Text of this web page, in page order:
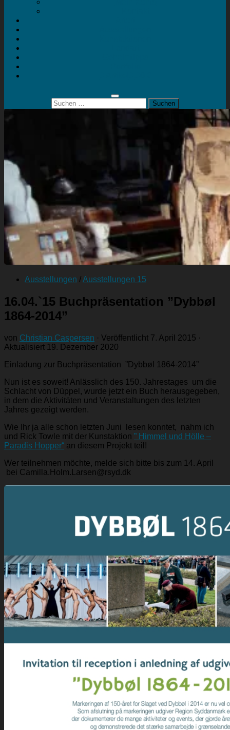
Suchen
nach:
Ausstellungen /Ausstellungen 15
16.04.`15 Buchpräsentation ”Dybbøl
1864-2014”
von Christian Caspersen · Veröffentlicht 7. April 2015 ·
Aktualisiert 19. Dezember 2020
Einladung zur Buchpräsentation ”Dybbøl 1864-2014”
Nun ist es soweit! Anlässlich des 150. Jahrestages um die
Schlacht von Düppel, wurde jetzt ein Buch herausgegeben,
in dem die Aktivitäten und Veranstaltungen des letzten
Jahres gezeigt werden.
Wie Ihr ja alle schon letzten Juni lesen konntet, nahm ich
und Rick Towle mit der Kunstaktion ” Himmel und Hölle –
Paradis Hopper“ an diesem Projekt teil!
Wer teilnehmen möchte, melde sich bitte bis zum 14. April
bei Camilla.Holm.Larsen@rsyd.dk